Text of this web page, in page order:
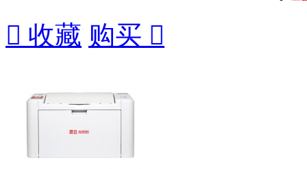
 收藏 购买 